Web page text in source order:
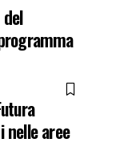
nelle aree